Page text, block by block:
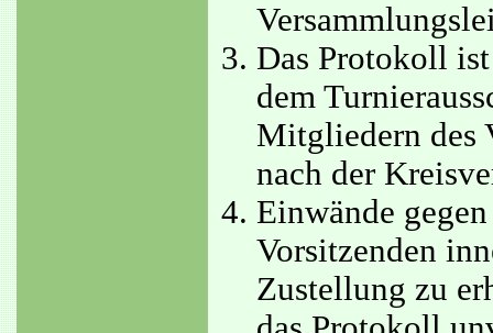
Das Protokoll
dem
Mitgliedern des
nach der
Einwände
Vorsitzenden
Zustellung zu